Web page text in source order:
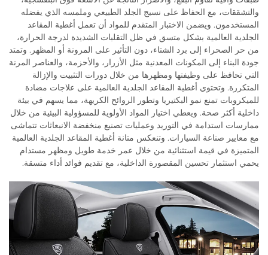
والتشققات، مع الحفاظ على نسيج الجلد الطبيعي وملمسه الذي يفضله
المستخدمون. ويضمن الاختبار المتقدم للمواد أن تعمل أغطية المقاعد
الجلدية العالمية بشكل متسق في ظل التقلبات الشديدة لدرجة الحرارة،
من حر الصحراء إلى برد الشتاء، دون التأثير على المرونة أو المظهر. وتمتد
جودة البناء إلى المكونات المعدنية مثل الأزرار، والأحزمة، والعناصر المرنة
التي تحافظ على وظيفتها ومظهرها من خلال دورات التثبيت والإزالة
المتكررة. وتحتوي أغطية المقاعد الجلدية العالمية على علاجات مضادة
للميكروبات تمنع نمو البكتيريا وتطور الروائح الكريهة، مما يسهم في بيئة
داخلية أكثر صحة. ويعطي اختيار المواد الأولوية للمسؤولية البيئية من خلال
ممارسات استدامة في التوريد وعمليات تصنيع منخفضة الانبعاثات تتماشى
مع معايير صناعة السيارات. وتنعكس متانة أغطية المقاعد الجلدية العالمية
المتميزة في قيمة استثنائية من خلال عمر خدمة طويل ومظهر مستدام
يحمي استثمار تحسين المقصورة الداخلية، مع تقديم فوائد أداء متسقة.